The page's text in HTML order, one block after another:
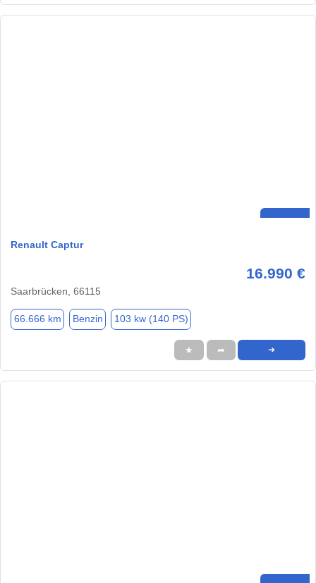
Renault Captur
16.990 €
Saarbrücken, 66115
66.666 km Benzin 103 kw (140 PS)
★ ➦ ➜